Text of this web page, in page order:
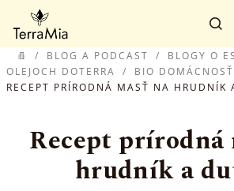
obsah
DOMOV
/ BLOG A PODCAST /
BLOGY O
OLEJOCH DOTERRA
/ BIO
RECEPT PRÍRODNÁ MASŤ NA HRUDNÍK
Recept prírodná
hrudník a